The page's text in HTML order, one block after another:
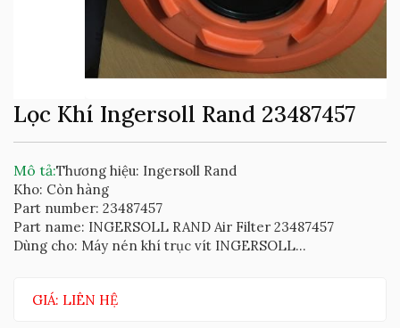
Lọc Khí Ingersoll Rand 23487457
Mô tả:Thương hiệu: Ingersoll Rand
Kho: Còn hàng
Part number: 23487457
Part name: INGERSOLL RAND Air Filter 23487457
Dùng cho: Máy nén khí trục vít INGERSOLL...
GIÁ: LIÊN HỆ